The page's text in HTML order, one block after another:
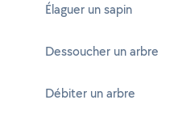
Élaguer un sapin
Dessoucher un arbre
Débiter un arbre